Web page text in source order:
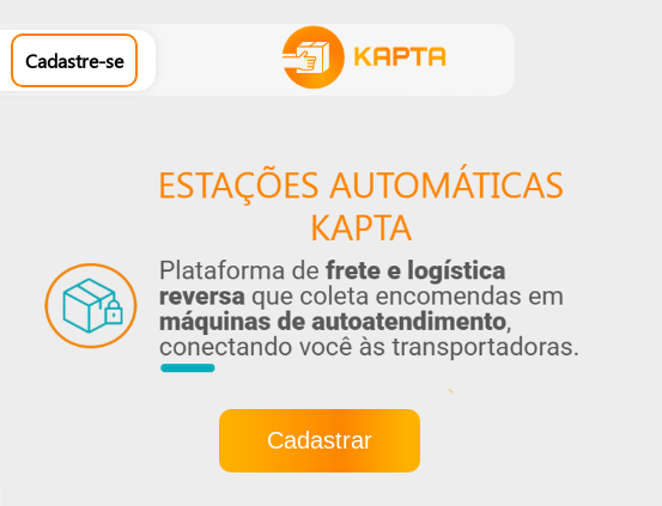
Cadastre-se
Cadastrar